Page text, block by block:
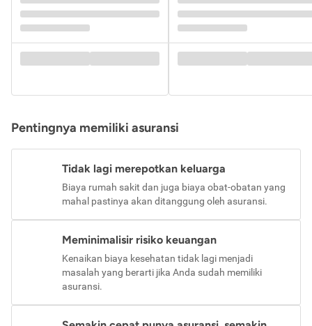
Pentingnya memiliki asuransi
Tidak lagi merepotkan keluarga
Biaya rumah sakit dan juga biaya obat-obatan yang
mahal pastinya akan ditanggung oleh asuransi.
Meminimalisir risiko keuangan
Kenaikan biaya kesehatan tidak lagi menjadi
masalah yang berarti jika Anda sudah memiliki
asuransi.